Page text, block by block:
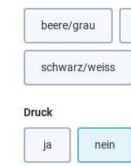
beere/grau
schwarz/weiss
(Diese
Druckauswählen
ja nein